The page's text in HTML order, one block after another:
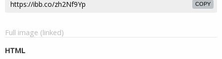
COPY
Full image (linked)
HTML